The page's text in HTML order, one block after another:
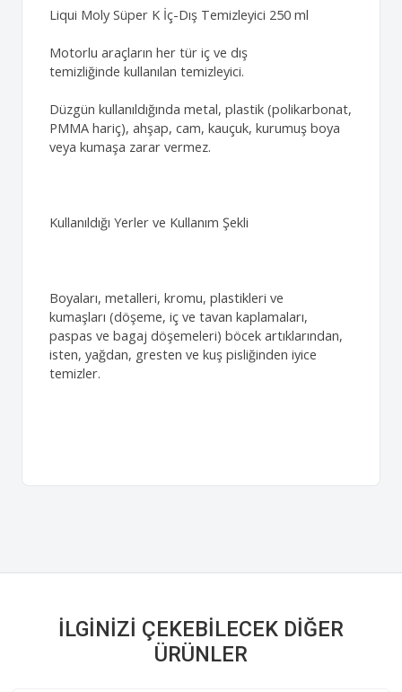
Liqui Moly Süper K İç-Dış Temizleyici 250 ml
Motorlu araçların her tür iç ve dış
temizliğinde kullanılan temizleyici.
Düzgün kullanıldığında metal, plastik (polikarbonat,
PMMA hariç), ahşap, cam, kauçuk, kurumuş boya
veya kumaşa zarar vermez.
Kullanıldığı Yerler ve Kullanım Şekli
Boyaları, metalleri, kromu, plastikleri ve
kumaşları (döşeme, iç ve tavan kaplamaları,
paspas ve bagaj döşemeleri) böcek artıklarından,
isten, yağdan, gresten ve kuş pisliğinden iyice
temizler.
İLGINIZI ÇEKEBILECEK DIĞER
ÜRÜNLER